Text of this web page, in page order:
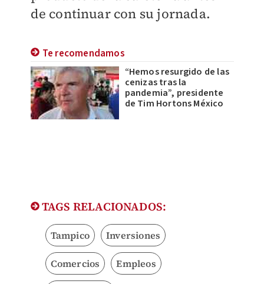
de continuar con su jornada.
Te recomendamos
“Hemos resurgido de las
cenizas tras la
pandemia”, presidente
de Tim Hortons México
TAGS RELACIONADOS:
Tampico Inversiones
Comercios Empleos